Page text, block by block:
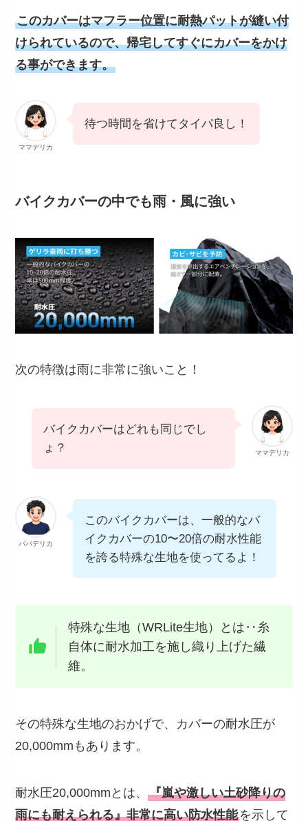
このカバーはマフラー位置に耐熱パットが縫い付
けられているので、帰宅してすぐにカバーをかけ
る事ができます。
ママデリカ
待つ時間を省けてタイパ良し！
バイクカバーの中でも雨・風に強い
次の特徴は雨に非常に強いこと！
ママデリカ
バイクカバーはどれも同じでし
ょ？
パパデリカ
このバイクカバーは、一般的なバ
イクカバーの10〜20倍の耐水性能
を誇る特殊な生地を使ってるよ！
特殊な生地（WRLite生地）とは‥糸
自体に耐水加工を施し織り上げた繊
維。
その特殊な生地のおかげで、カバーの耐水圧が
20,000mmもあります。
耐水圧20,000mmとは、『嵐や激しい土砂降りの
雨にも耐えられる』非常に高い防水性能を示して